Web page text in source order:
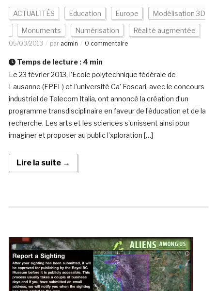
ACTUALITÉS Education Europe Modélisation 3D
Monuments Numérisation Réalité augmentée
05/03/2013 par admin 0 commentaire
Temps de lecture : 4 min
Le 23 février 2013, l’Ecole polytechnique fédérale de
Lausanne (EPFL) et l’université Ca’ Foscari, avec le concours
industriel de Telecom Italia, ont annoncé la création d’un
programme transdisciplinaire en faveur de l’éducation et de la
recherche. Les arts et les sciences s’unissent ainsi pour
imaginer et proposer au public l’xploration […]
Lire la suite →